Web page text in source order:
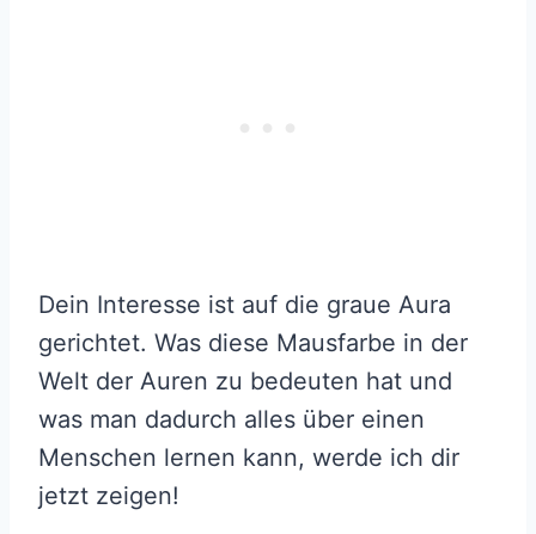
Dein Interesse ist auf die graue Aura
gerichtet. Was diese Mausfarbe in der
Welt der Auren zu bedeuten hat und
was man dadurch alles über einen
Menschen lernen kann, werde ich dir
jetzt zeigen!